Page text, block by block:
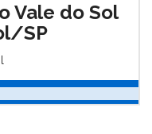
Vale do Sol
SP